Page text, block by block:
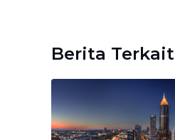
Berita Terkait